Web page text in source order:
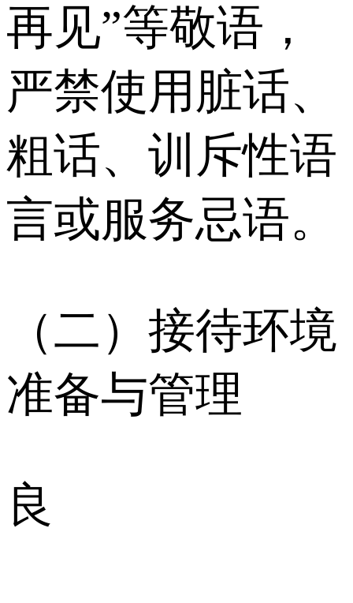
再见”等敬语，
严禁使用脏话、
粗话、训斥性语
言或服务忌语。
（二）接待环境
准备与管理
良